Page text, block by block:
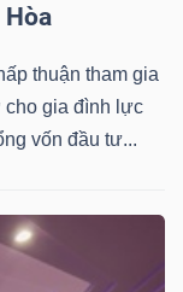
thuận tham gia
cho gia đình lực
vốn đầu tư...